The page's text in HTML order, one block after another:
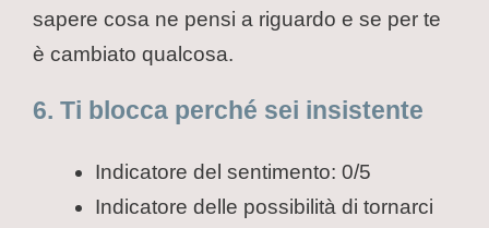
sapere cosa ne pensi a riguardo e se per te
è cambiato qualcosa.
6. Ti blocca perché sei insistente
Indicatore del sentimento: 0/5
Indicatore delle possibilità di tornarci